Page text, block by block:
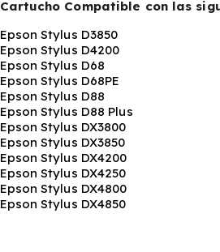
Cartucho Compatible con las
Epson Stylus D3850
Epson Stylus D4200
Epson Stylus D68
Epson Stylus D68PE
Epson Stylus D88
Epson Stylus D88 Plus
Epson Stylus DX3800
Epson Stylus DX3850
Epson Stylus DX4200
Epson Stylus DX4250
Epson Stylus DX4800
Epson Stylus DX4850